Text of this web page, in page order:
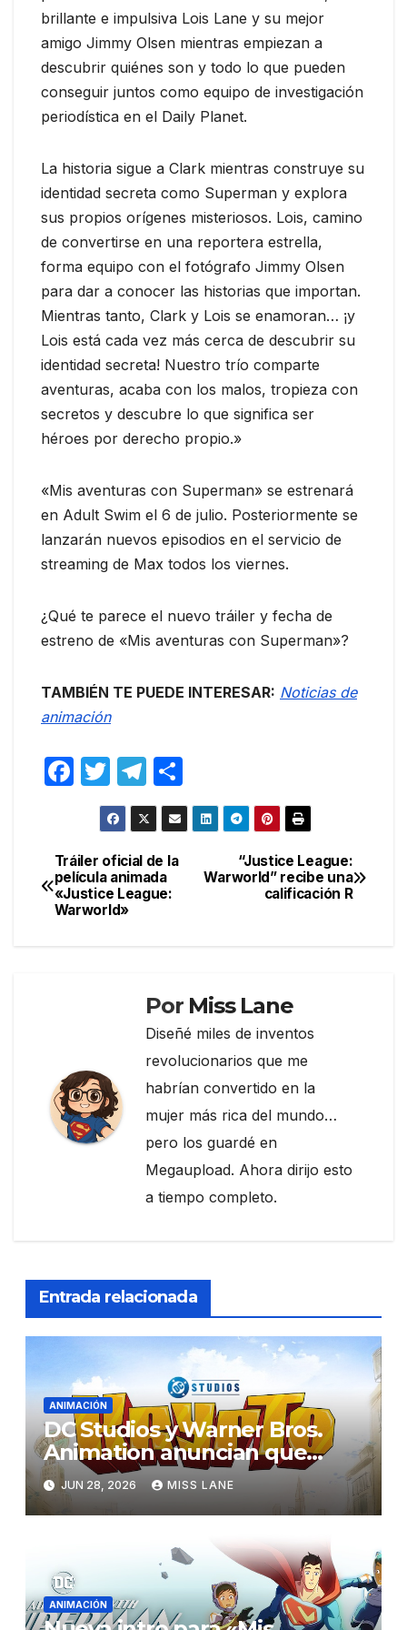
brillante e impulsiva Lois Lane y su mejor
amigo Jimmy Olsen mientras empiezan a
descubrir quiénes son y todo lo que pueden
conseguir juntos como equipo de investigación
periodística en el Daily Planet.
La historia sigue a Clark mientras construye su
identidad secreta como Superman y explora
sus propios orígenes misteriosos. Lois, camino
de convertirse en una reportera estrella,
forma equipo con el fotógrafo Jimmy Olsen
para dar a conocer las historias que importan.
Mientras tanto, Clark y Lois se enamoran… ¡y
Lois está cada vez más cerca de descubrir su
identidad secreta! Nuestro trío comparte
aventuras, acaba con los malos, tropieza con
secretos y descubre lo que significa ser
héroes por derecho propio.»
«Mis aventuras con Superman» se estrenará
en Adult Swim el 6 de julio. Posteriormente se
lanzarán nuevos episodios en el servicio de
streaming de Max todos los viernes.
¿Qué te parece el nuevo tráiler y fecha de
estreno de «Mis aventuras con Superman»?
TAMBIÉN TE PUEDE INTERESAR: Noticias de
animación
F
e
b
o
T
w
itt
er
T
el
e
gr
a
o
m
ar
Navegación
de
“Justice League:
Warworld” recibe una
calificación R
Tráiler oficial de la
película animada
«Justice League:
Warworld»
Por Miss Lane
Diseñé miles de inventos
revolucionarios que me
habrían convertido en la
mujer más rica del mundo…
pero los guardé en
Megaupload. Ahora dirijo esto
a tiempo completo.
Entrada relacionada
ANIMACIÓN
DC Studios y Warner Bros.
Animation anuncian que
están desarrollando una
nueva serie sobre Krypto
JUN 28, 2026 MISS LANE
ANIMACIÓN